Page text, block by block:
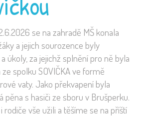
se na zahradě MŠ konala
a jejich sourozence byly
úkoly, za jejichž splnění pro ně byla
spolku SOVIČKA ve formě
vaty. Jako překvapení byla
pěna s hasiči ze sboru v Brušperku.
rodiče vše užili a těšíme se na příští